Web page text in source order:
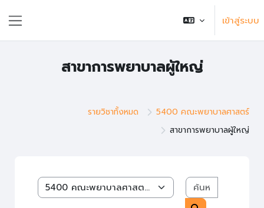
เข้าสู่ระบบ
สาขาการพยาบาลผู้ใหญ่
รายวิชาทั้งหมด
5400 คณะพยาบาลศาสตร์
สาขาการพยาบาลผู้ใหญ่
หมวดหมู่รายวิชา